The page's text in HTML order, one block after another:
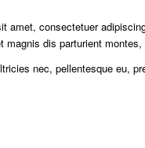
amet, consectetuer
magnis dis parturient
nec, pellentesque eu,